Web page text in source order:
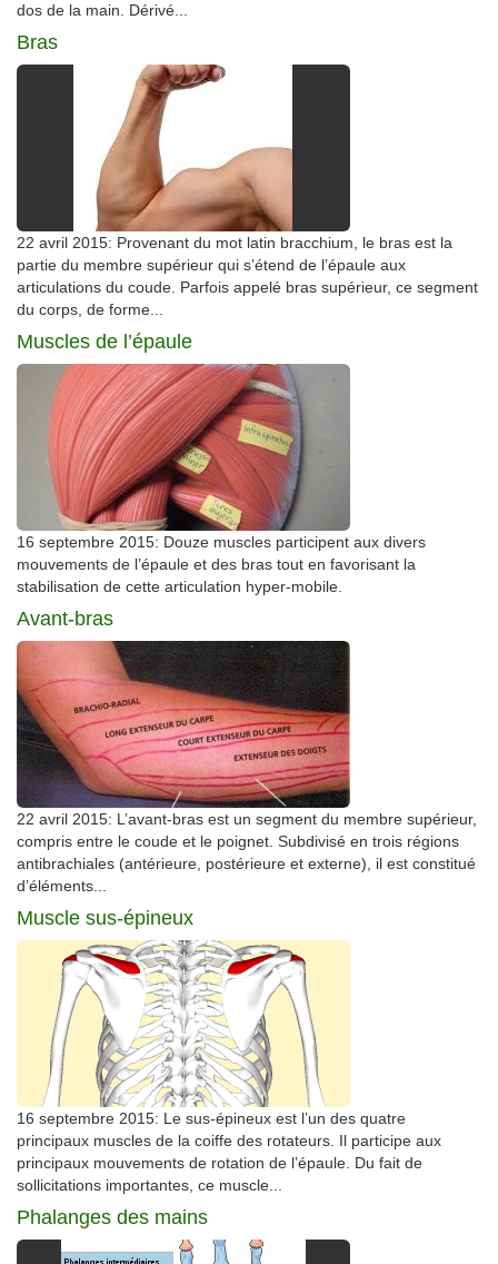
dos de la main. Dérivé...
Bras
22 avril 2015: Provenant du mot latin bracchium, le bras est la
partie du membre supérieur qui s’étend de l’épaule aux
articulations du coude. Parfois appelé bras supérieur, ce segment
du corps, de forme...
Muscles de l’épaule
16 septembre 2015: Douze muscles participent aux divers
mouvements de l’épaule et des bras tout en favorisant la
stabilisation de cette articulation hyper-mobile.
Avant-bras
22 avril 2015: L’avant-bras est un segment du membre supérieur,
compris entre le coude et le poignet. Subdivisé en trois régions
antibrachiales (antérieure, postérieure et externe), il est constitué
d’éléments...
Muscle sus-épineux
16 septembre 2015: Le sus-épineux est l’un des quatre
principaux muscles de la coiffe des rotateurs. Il participe aux
principaux mouvements de rotation de l’épaule. Du fait de
sollicitations importantes, ce muscle...
Phalanges des mains